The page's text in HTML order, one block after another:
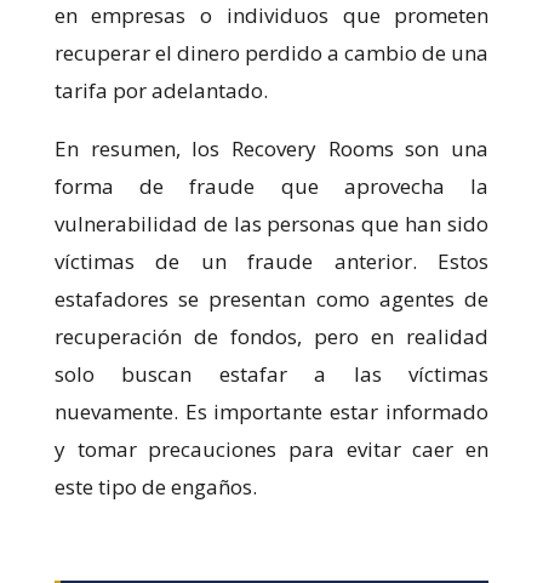
en empresas o individuos que prometen
recuperar el dinero perdido a cambio de una
tarifa por adelantado.
En resumen, los Recovery Rooms son una
forma de fraude que aprovecha la
vulnerabilidad de las personas que han sido
víctimas de un fraude anterior. Estos
estafadores se presentan como agentes de
recuperación de fondos, pero en realidad
solo buscan estafar a las víctimas
nuevamente. Es importante estar informado
y tomar precauciones para evitar caer en
este tipo de engaños.